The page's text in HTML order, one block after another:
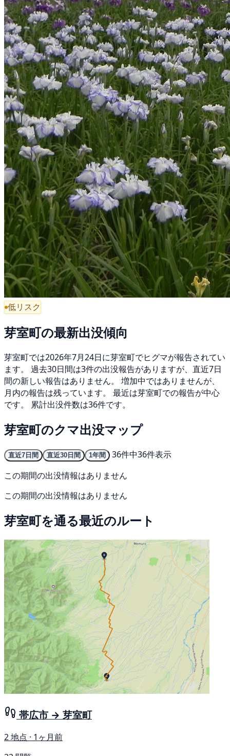
低リスク
芽室町の最新出没傾向
芽室町では2026年7月24日に芽室町でヒグマが報告されてい
ます。 過去30日間は3件の出没報告がありますが、直近7日
間の新しい報告はありません。 増加中ではありませんが、
月内の報告は残っています。 最近は芽室町での報告が中心
です。 累計出没件数は36件です。
芽室町のクマ出没マップ
直近7日間 直近30日間 1年間
36件中36件表示
この期間の出没情報はありません
この期間の出没情報はありません
芽室町を通る最近のルート
帯広市 → 芽室町
2 地点 · 1ヶ月前